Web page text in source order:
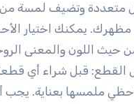
متعددة وتضيف لمسة من
مظهرك. يمكنك اختيار
حيث اللون والمعنى
القطع: قبل شراء أي
ملمسها بعناية. يجب